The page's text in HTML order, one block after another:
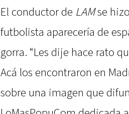
El conductor de LAMse
futbolista aparecería de
gorra. “Les dije hace rato
Acá los encontraron en
sobre una imagen que